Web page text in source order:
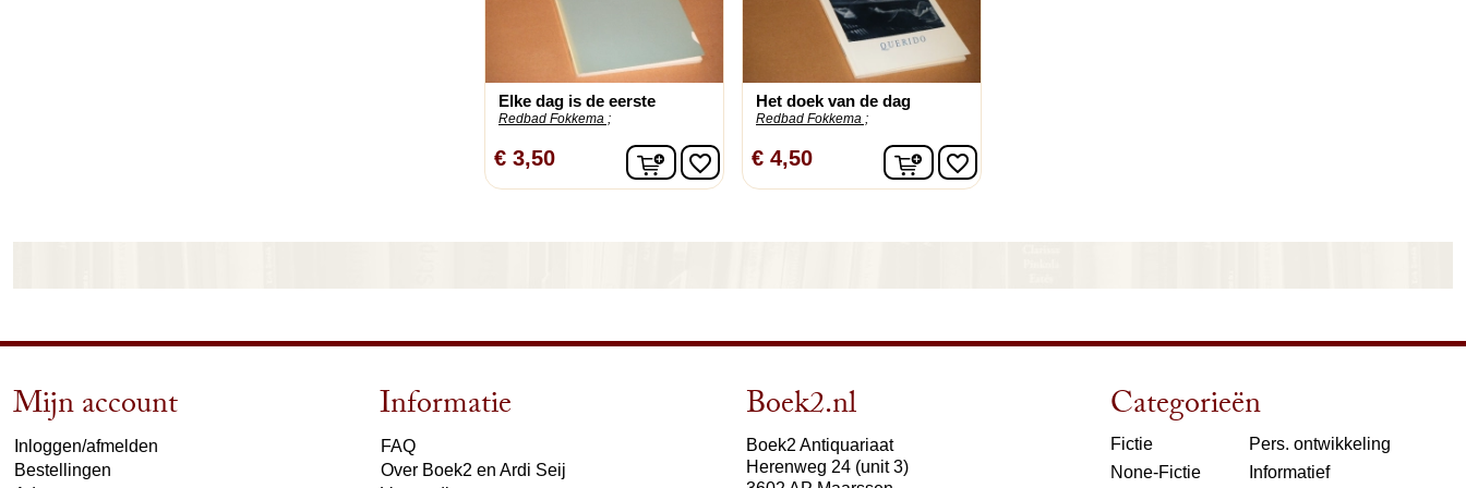
Elke dag is de eerste
Redbad Fokkema ;
€ 3,50 In winkelwagen
favorite_border
Het doek van de dag
Redbad Fokkema ;
€ 4,50 In winkelwagen
favorite_border
Mijn account
Inloggen/afmelden
Bestellingen
Informatie
FAQ
Over Boek2 en Ardi Seij
Boek2.nl
Boek2 Antiquariaat
Herenweg 24 (unit 3)
Categorieën
Fictie
None-Fictie
Pers. ontwikkeling
Informatief